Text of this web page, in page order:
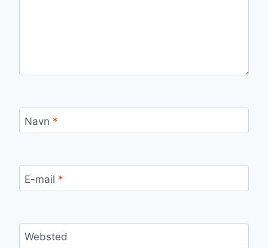
Navn *
E-mail *
Websted